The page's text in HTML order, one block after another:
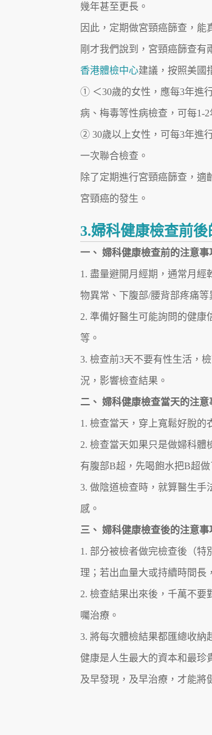
幾年甚至更長。
因此，定期做宮頸癌篩查，能
剛才我們說到，宮頸癌篩查有
香港體檢中心建議，按照美國
① ＜30歲的女性，應每3年進
病、梅毒等性病檢查，可每1-2
② 30歲以上女性，可每3年進
一次聯合檢查。
除了定期進行宮頸癌篩查，適
宮頸癌的發生。
3.婦科健康檢查前
一、 婦科健康檢查前的注意事
1. 盡量避開月經期，通常月
物異常、下腹部/腰背部疼痛
2. 準備好醫生可能詢問的健
等。
3. 檢查前3天不要有性生活，
況，影響檢查結果。
二、 婦科健康檢查當天的注意
1. 檢查當天，穿上寬鬆好脫的
2. 檢查當天如果只是做婦科體
有腹部B超，先喝飽水把B超
3. 做陰道檢查時，就算醫生手
感。
三、 婦科健康檢查後的注意事
1. 部分被檢者做完檢查後（
理；若出血量大或持續時間長
2. 檢查結果出來後，千萬不
囑治療。
3. 將每次體檢結果都匯總收納
健康是人生最大的資本和最珍
及早發現，及早治療，才能將